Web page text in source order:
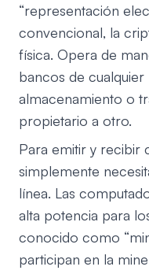
“representación
convencional, la
física. Opera de
bancos de cualquier
almacenamiento o
propietario a otro.
Para emitir y recibir
simplemente
línea. Las
alta potencia para
conocido como
participan en la